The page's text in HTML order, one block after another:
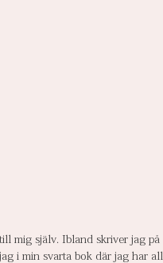
mig själv. Ibland skriver jag på
i min svarta bok där jag har